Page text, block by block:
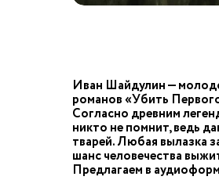
Иван Шайдулин —
романов «Убить
Согласно древним
никто не помнит, ведь
тварей. Любая вылазка
шанс человечества
Предлагаем в